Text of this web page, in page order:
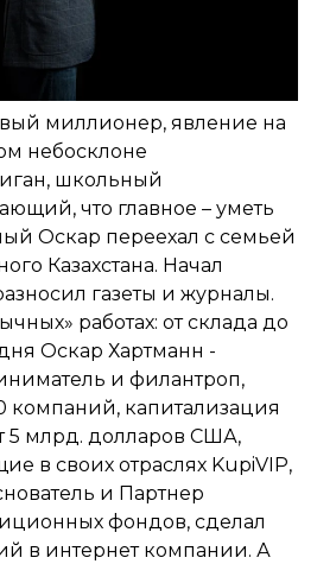
миллионер, явление на
небосклоне
школьный
что главное – уметь
Оскар переехал с семьей
Казахстана. Начал
газеты и журналы.
работах: от склада до
Оскар Хартманн -
и филантроп,
компаний, капитализация
5 млрд. долларов США,
в своих отраслях KupiVIP,
и Партнер
фондов, сделал
в интернет компании. А